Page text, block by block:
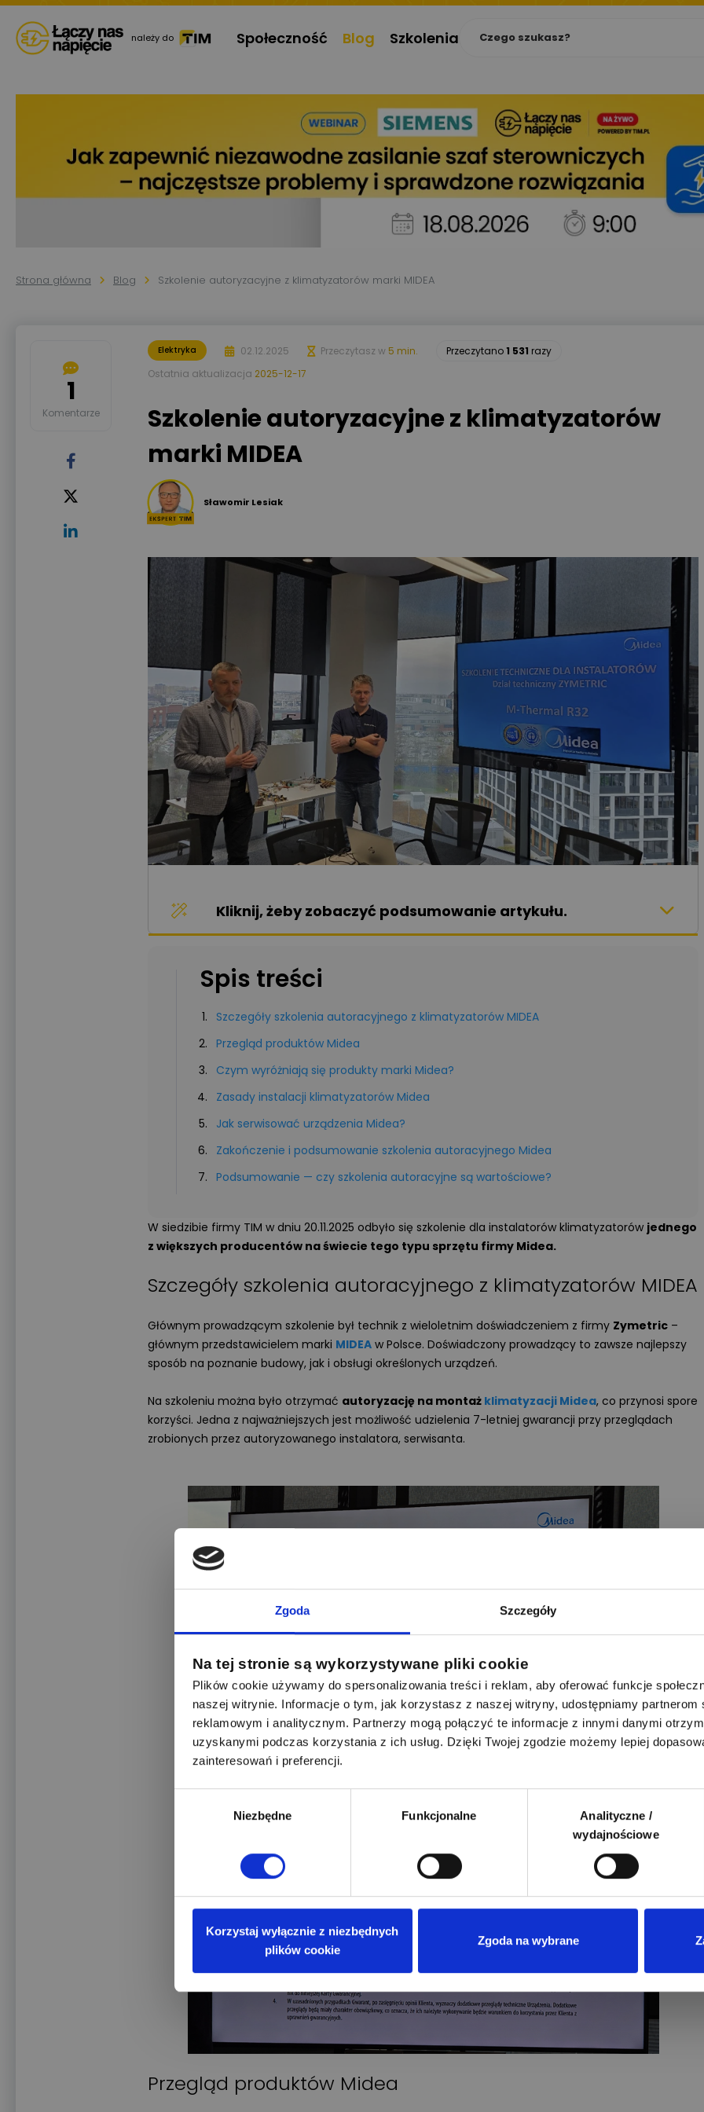
Zgoda Szczegóły
Na tej stronie są wykorzystywane pliki cookie
Plików cookie używamy do spersonalizowania treści i reklam, aby oferować funkcje
naszej witrynie. Informacje o tym, jak korzystasz z naszej witryny, udostępniamy partnerom
reklamowym i analitycznym. Partnerzy mogą połączyć te informacje z innymi danymi
uzyskanymi podczas korzystania z ich usług. Dzięki Twojej zgodzie możemy lepiej
zainteresowań i preferencji.
Niezbędne Funkcjonalne
Analityczne /
wydajnościowe
Korzystaj wyłącznie z niezbędnych
plików cookie
Zgoda na wybrane
należy do Społeczność Blog Szkolenia
Strona główna Blog Szkolenie autoryzacyjne z klimatyzatorów marki MIDEA
Elektryka 02.12.2025 Przeczytasz w 5 min. Przeczytano1 531 razy
Ostatnia aktualizacja 2025-12-17
Szkolenie autoryzacyjne z klimatyzatorów
marki MIDEA
Sławomir Lesiak
Kliknij, żeby zobaczyć podsumowanie artykułu.
Spis treści
Szczegóły szkolenia autoracyjnego z klimatyzatorów MIDEA
Przegląd produktów Midea
Czym wyróżniają się produkty marki Midea?
Zasady instalacji klimatyzatorów Midea
Jak serwisować urządzenia Midea?
Zakończenie i podsumowanie szkolenia autoracyjnego Midea
Podsumowanie — czy szkolenia autoracyjne są wartościowe?
W siedzibie firmy TIM w dniu 20.11.2025 odbyło się szkolenie dla instalatorów klimatyzatorów jednego
z większych producentów na świecie tego typu sprzętu firmy Midea.
Szczegóły szkolenia autoracyjnego z klimatyzatorów MIDEA
Głównym prowadzącym szkolenie był technik z wieloletnim doświadczeniem z firmy Zymetric –
głównym przedstawicielem marki MIDEA w Polsce. Doświadczony prowadzący to zawsze najlepszy
sposób na poznanie budowy, jak i obsługi określonych urządzeń.
Na szkoleniu można było otrzymać autoryzację na montaż klimatyzacji Midea, co przynosi spore
korzyści. Jedna z najważniejszych jest możliwość udzielenia 7-letniej gwarancji przy przeglądach
zrobionych przez autoryzowanego instalatora, serwisanta.
Przegląd produktów Midea
1
Komentarze